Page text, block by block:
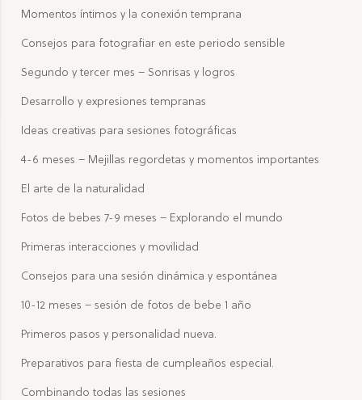
Momentos íntimos y la conexión temprana
Consejos para fotografiar en este periodo sensible
Segundo y tercer mes – Sonrisas y logros
Desarrollo y expresiones tempranas
Ideas creativas para sesiones fotográficas
4-6 meses – Mejillas regordetas y momentos importantes
El arte de la naturalidad
Fotos de bebes 7-9 meses – Explorando el mundo
Primeras interacciones y movilidad
Consejos para una sesión dinámica y espontánea
10-12 meses – sesión de fotos de bebe 1 año
Primeros pasos y personalidad nueva.
Preparativos para fiesta de cumpleaños especial.
Combinando todas las sesiones